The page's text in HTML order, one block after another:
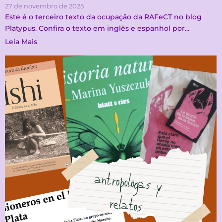
27 de novembro de 2025
Este é o terceiro texto da ocupação da RAFeCT no blog
Platypus. Confira o texto em inglês e espanhol por...
Leia Mais